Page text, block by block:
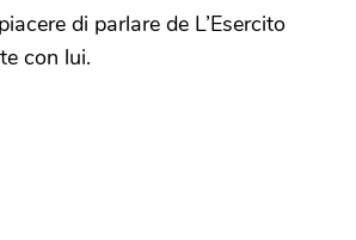
di parlare de L’Esercito
con lui.